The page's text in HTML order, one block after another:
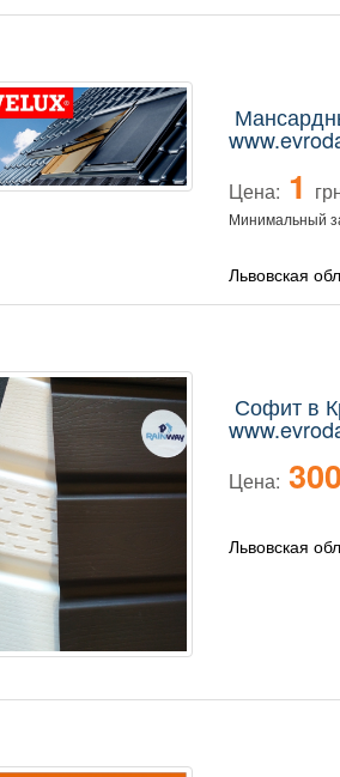
Цена: 1
Минимальный
Львовская
Софит в
Цена: 300
Львовская